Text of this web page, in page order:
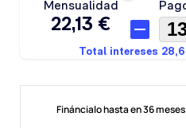
Fináncialo hasta en 36 meses